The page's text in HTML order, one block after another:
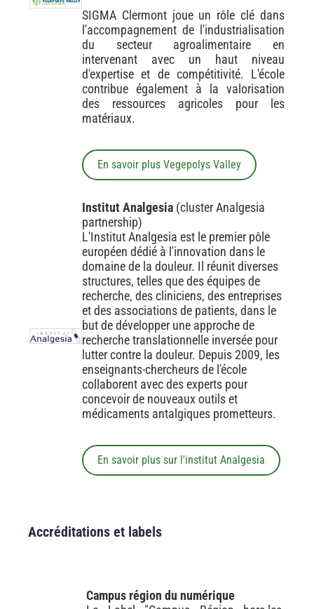
SIGMA Clermont joue un rôle clé dans
l'accompagnement de l'industrialisation
du secteur agroalimentaire en
intervenant avec un haut niveau
d'expertise et de compétitivité. L'école
contribue également à la valorisation
des ressources agricoles pour les
matériaux.
En savoir plus Vegepolys Valley
Institut Analgesia (cluster Analgesia
partnership)
L'Institut Analgesia est le premier pôle
européen dédié à l'innovation dans le
domaine de la douleur. Il réunit diverses
structures, telles que des équipes de
recherche, des cliniciens, des entreprises
et des associations de patients, dans le
but de développer une approche de
recherche translationnelle inversée pour
lutter contre la douleur. Depuis 2009, les
enseignants-chercheurs de l'école
collaborent avec des experts pour
concevoir de nouveaux outils et
médicaments antalgiques prometteurs.
En savoir plus sur l'institut Analgesia
Accréditations et labels
Campus région du numérique